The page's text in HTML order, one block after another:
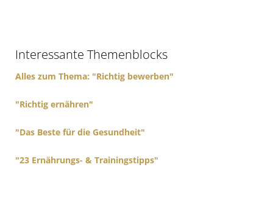
o
Interessante Themenblocks
Alles zum Thema: "Richtig bewerben"
"Richtig ernähren"
"Das Beste für die Gesundheit"
"23 Ernährungs- & Trainingstipps"